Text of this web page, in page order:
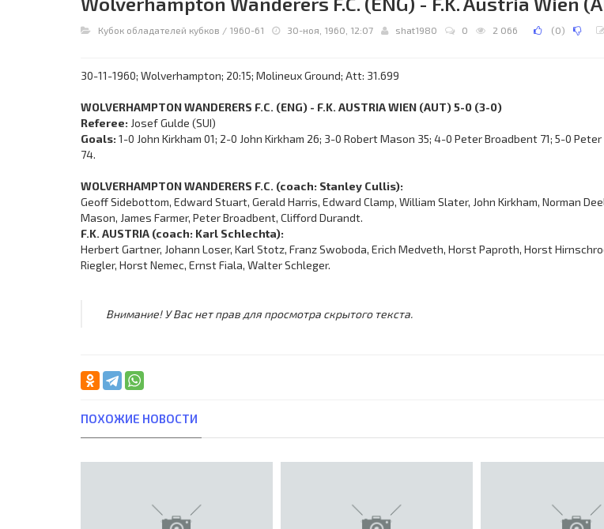
Кубок обладателей кубков / 1960-61 30-ноя, 1960, 12:07 shat1980 0 2 066 (0)
30-11-1960; Wolverhampton; 20:15; Molineux Ground; Att: 31.699
WOLVERHAMPTON WANDERERS F.C. (ENG) - F.K. AUSTRIA WIEN (AUT) 5-0 (3-0)
Referee: Josef Gulde (SUI)
Goals: 1-0 John Kirkham 01; 2-0 John Kirkham 26; 3-0 Robert Mason 35; 4-0 Peter Broadbent 71; 5-0
74.
WOLVERHAMPTON WANDERERS F.C. (coach: Stanley Cullis):
Geoff Sidebottom, Edward Stuart, Gerald Harris, Edward Clamp, William Slater, John Kirkham, Norman
Mason, James Farmer, Peter Broadbent, Clifford Durandt.
F.K. AUSTRIA (coach: Karl Schlechta):
Herbert Gartner, Johann Loser, Karl Stotz, Franz Swoboda, Erich Medveth, Horst Paproth, Horst
Riegler, Horst Nemec, Ernst Fiala, Walter Schleger.
Внимание! У Вас нет прав для просмотра скрытого текста.
ПОХОЖИЕ НОВОСТИ